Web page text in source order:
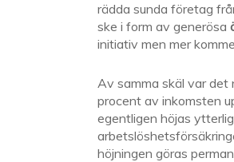
rädda sunda företag
ske i form av generösa
initiativ men mer
Av samma skäl var
procent av inkomsten
egentligen höjas
höjningen göras